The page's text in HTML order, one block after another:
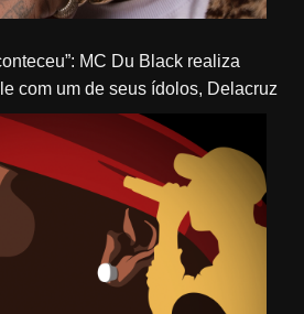
com um de seus ídolos, Delacruz